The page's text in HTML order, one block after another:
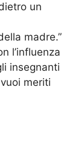
un
madre.”
l’influenza
insegnanti
meriti